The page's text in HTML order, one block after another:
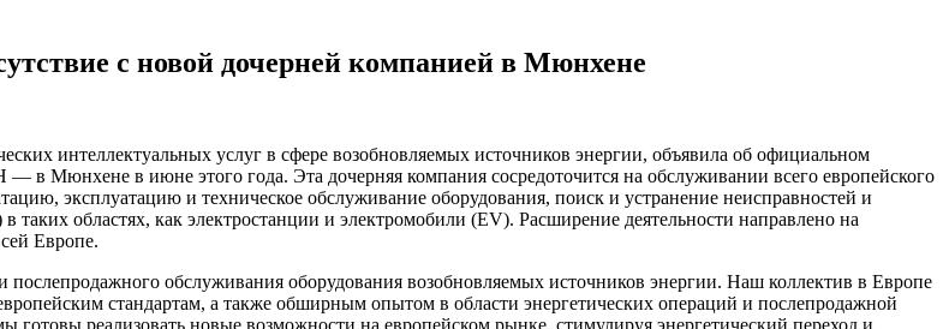
с новой дочерней компанией в Мюнхене
интеллектуальных услуг в сфере возобновляемых источников энергии, объявила об официальном
Мюнхене в июне этого года. Эта дочерняя компания сосредоточится на обслуживании всего европейского
эксплуатацию и техническое обслуживание оборудования, поиск и устранение неисправностей и
областях, как электростанции и электромобили (EV). Расширение деятельности направлено на
Европе.
обслуживания оборудования возобновляемых источников энергии. Наш коллектив в Европе
стандартам, а также обширным опытом в области энергетических операций и послепродажной